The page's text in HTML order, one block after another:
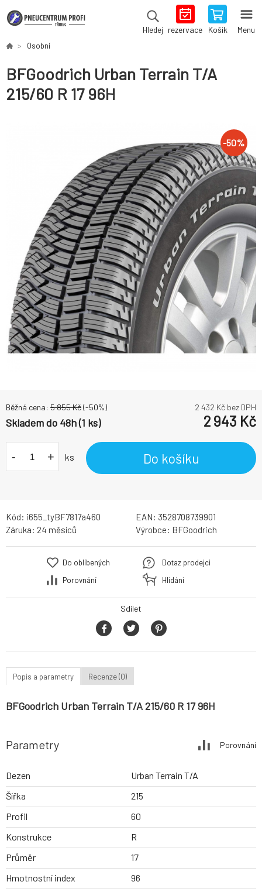
Hledej rezervace Košík Menu
Osobní
BFGoodrich Urban Terrain T/A
215/60 R 17 96H
-50%
Běžná cena: 5 855Kč(-50%) 2 432 Kč bez DPH
Skladem do 48h (1 ks) 2 943 Kč
- + ks Do košíku
Kód: i655_tyBF7817a460 EAN: 3528708739901
Záruka: 24 měsíců Výrobce: BFGoodrich
Do oblíbených
Porovnání
Dotaz prodejci
Hlídání
Sdílet
Popis a parametry Recenze (0)
BFGoodrich Urban Terrain T/A 215/60 R 17 96H
Parametry Porovnání
Dezen
Urban Terrain T/A
Šířka
215
Profil
60
Konstrukce
R
Průměr
17
Hmotnostní index
96